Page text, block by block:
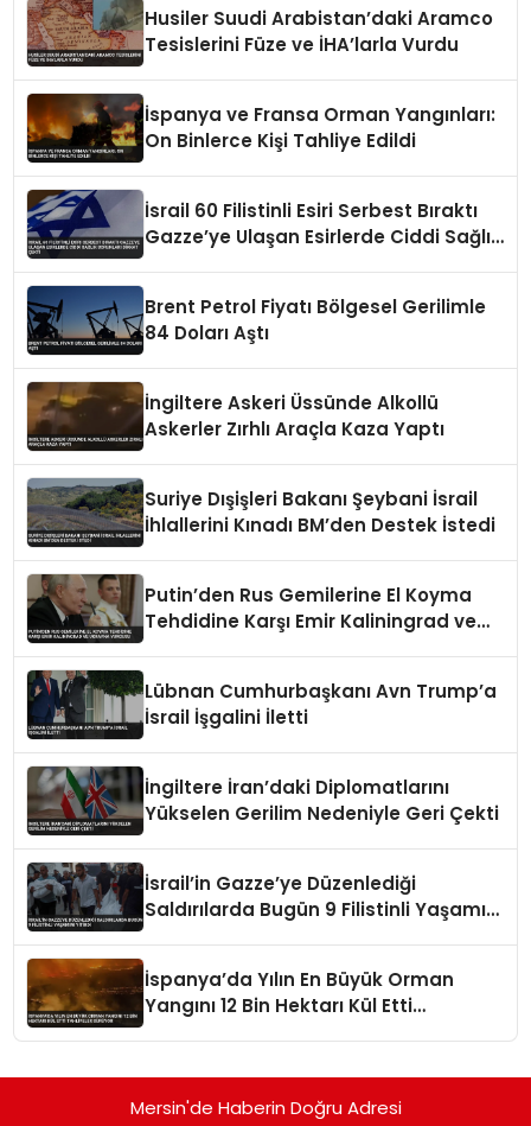
Husiler Suudi Arabistan’daki Aramco
Tesislerini Füze ve İHA’larla Vurdu
İspanya ve Fransa Orman Yangınları:
On Binlerce Kişi Tahliye Edildi
İsrail 60 Filistinli Esiri Serbest Bıraktı
Gazze’ye Ulaşan Esirlerde Ciddi Sağlık
Brent Petrol Fiyatı Bölgesel Gerilimle
84 Doları Aştı
İngiltere Askeri Üssünde Alkollü
Askerler Zırhlı Araçla Kaza Yaptı
Suriye Dışişleri Bakanı Şeybani İsrail
İhlallerini Kınadı BM’den Destek İstedi
Putin’den Rus Gemilerine El Koyma
Tehdidine Karşı Emir Kaliningrad ve
Lübnan Cumhurbaşkanı Avn Trump’a
İsrail İşgalini İletti
İngiltere İran’daki Diplomatlarını
Yükselen Gerilim Nedeniyle Geri Çekti
İsrail’in Gazze’ye Düzenlediği
Saldırılarda Bugün 9 Filistinli Yaşamını
İspanya’da Yılın En Büyük Orman
Yangını 12 Bin Hektarı Kül Etti
Mersin'de Haberin Doğru Adresi